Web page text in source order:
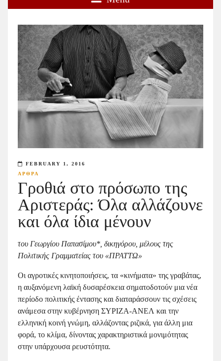
FEBRUARY 1, 2016
ΑΡΘΡΑ
Γροθιά στο πρόσωπο της
Αριστεράς: Όλα αλλάζουνε
και όλα ίδια μένουν
του Γεωργίου Παπασίμου*, δικηγόρου, μέλους της
Πολιτικής Γραμματείας του «ΠΡΑΤΤΩ»
Οι αγροτικές κινητοποιήσεις, τα «κινήματα» της γραβάτας,
η αυξανόμενη λαϊκή δυσαρέσκεια σηματοδοτούν μια νέα
περίοδο πολιτικής έντασης και διαταράσσουν τις σχέσεις
ανάμεσα στην κυβέρνηση ΣΥΡΙΖΑ-ΑΝΕΛ και την
ελληνική κοινή γνώμη, αλλάζοντας ριζικά, για άλλη μια
φορά, το κλίμα, δίνοντας χαρακτηριστικά μονιμότητας
στην υπάρχουσα ρευστότητα.